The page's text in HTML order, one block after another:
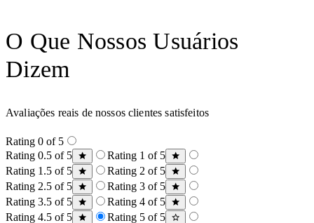
O Que Nossos Usuários
Dizem
Avaliações reais de nossos clientes satisfeitos
Rating 0 of 5
Rating 0.5 of 5
Rating 1 of 5
Rating 1.5 of 5
Rating 2 of 5
Rating 2.5 of 5
Rating 3 of 5
Rating 3.5 of 5
Rating 4 of 5
Rating 4.5 of 5
Rating 5 of 5